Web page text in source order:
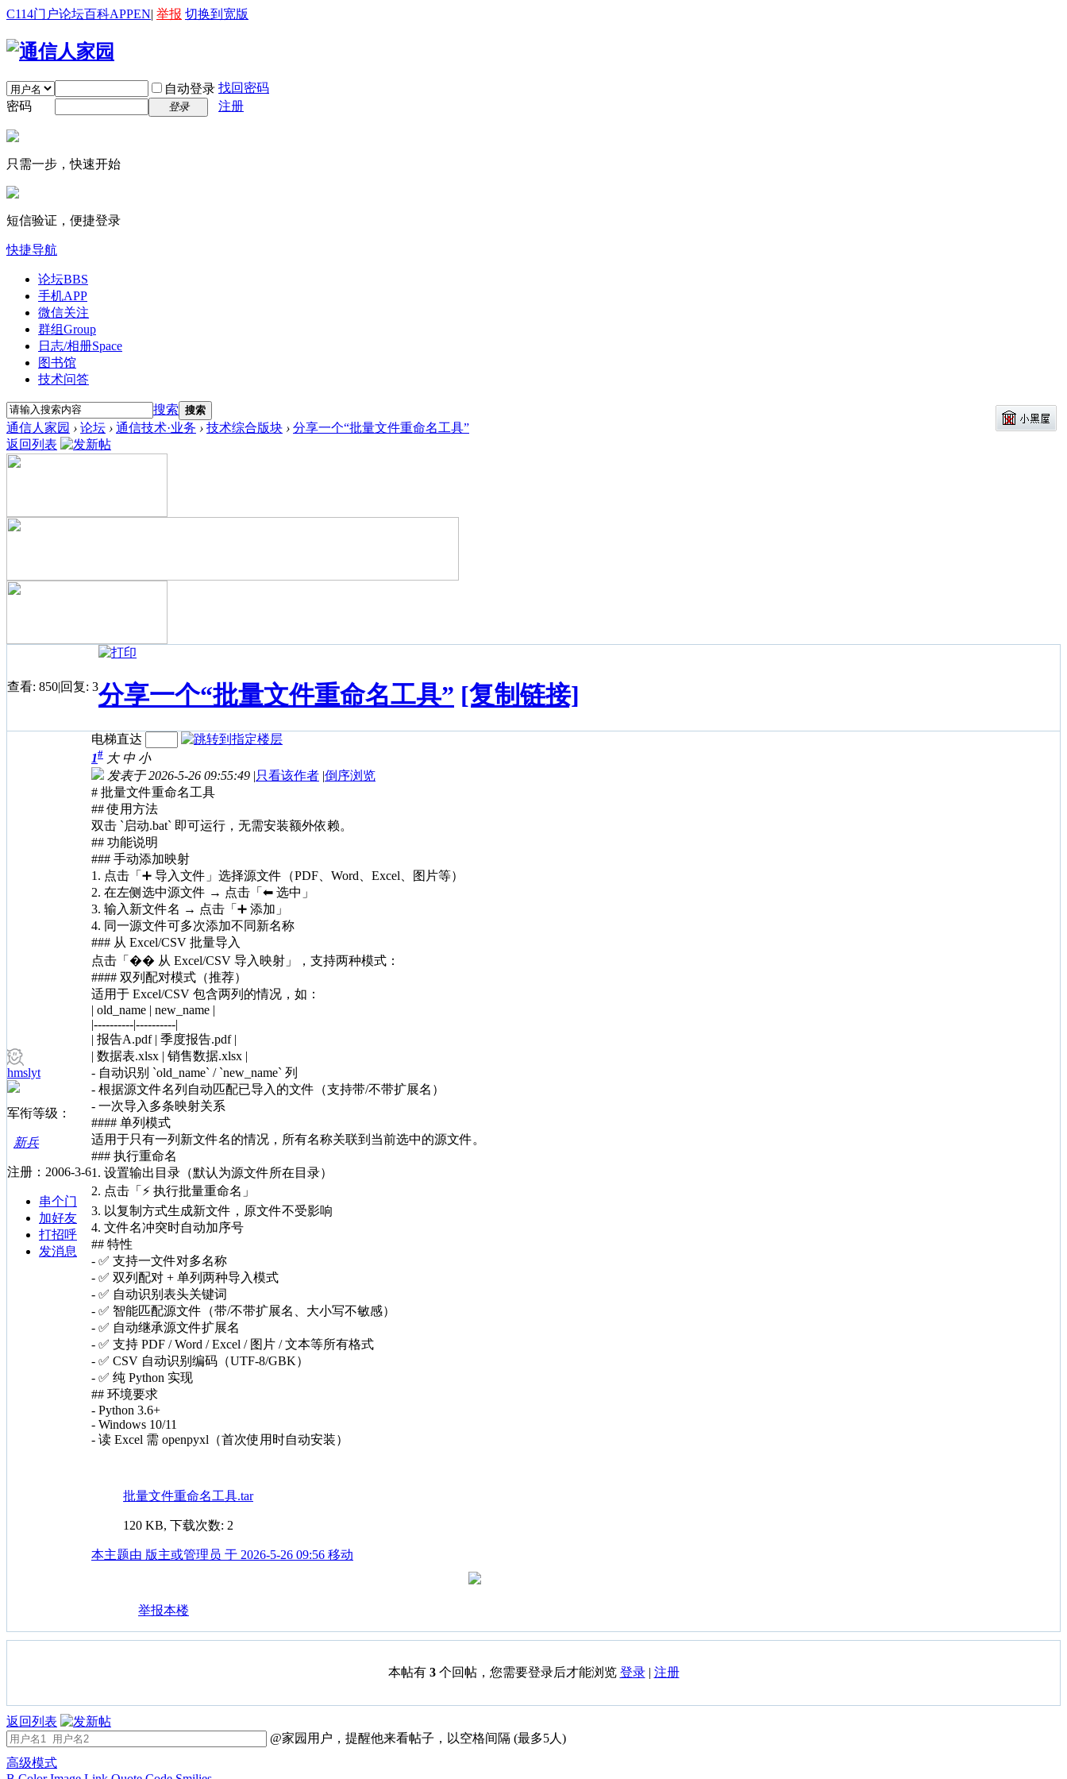
C114门户论坛百科APPEN| 举报 切换到宽版
自动登录 找回密码
密码
登录 注册
只需一步，快速开始
短信验证，便捷登录
快捷导航
论坛BBS
手机APP
微信关注
群组Group
日志/相册Space
图书馆
技术问答
搜索 搜索
通信人家园 › 论坛 › 通信技术·业务 › 技术综合版块 › 分享一个“批量文件重命名工具”
返回列表
查看: 850|回复: 3分享一个“批量文件重命名工具” [复制链接]
hmslyt
军衔等级：
新兵
注册：2006-3-6
串个门
加好友
打招呼
发消息
电梯直达
1# 大 中 小
发表于 2026-5-26 09:55:49 |只看该作者 |倒序浏览
# 批量文件重命名工具
## 使用方法
双击 `启动.bat` 即可运行，无需安装额外依赖。
## 功能说明
### 手动添加映射
1. 点击「➕ 导入文件」选择源文件（PDF、Word、Excel、图片等）
2. 在左侧选中源文件 → 点击「⬅ 选中」
3. 输入新文件名 → 点击「➕ 添加」
4. 同一源文件可多次添加不同新名称
### 从 Excel/CSV 批量导入
点击「�� 从 Excel/CSV 导入映射」，支持两种模式：
#### 双列配对模式（推荐）
适用于 Excel/CSV 包含两列的情况，如：
| old_name | new_name |
|----------|----------|
| 报告A.pdf | 季度报告.pdf |
| 数据表.xlsx | 销售数据.xlsx |
- 自动识别 `old_name` / `new_name` 列
- 根据源文件名列自动匹配已导入的文件（支持带/不带扩展名）
- 一次导入多条映射关系
#### 单列模式
适用于只有一列新文件名的情况，所有名称关联到当前选中的源文件。
### 执行重命名
1. 设置输出目录（默认为源文件所在目录）
2. 点击「⚡ 执行批量重命名」
3. 以复制方式生成新文件，原文件不受影响
4. 文件名冲突时自动加序号
## 特性
- ✅ 支持一文件对多名称
- ✅ 双列配对 + 单列两种导入模式
- ✅ 自动识别表头关键词
- ✅ 智能匹配源文件（带/不带扩展名、大小写不敏感）
- ✅ 自动继承源文件扩展名
- ✅ 支持 PDF / Word / Excel / 图片 / 文本等所有格式
- ✅ CSV 自动识别编码（UTF-8/GBK）
- ✅ 纯 Python 实现
## 环境要求
- Python 3.6+
- Windows 10/11
- 读 Excel 需 openpyxl（首次使用时自动安装）
批量文件重命名工具.tar
120 KB, 下载次数: 2
本主题由 版主或管理员 于 2026-5-26 09:56 移动
举报本楼
本帖有 3个回帖，您需要登录后才能浏览 登录| 注册
返回列表
@家园用户，提醒他来看帖子，以空格间隔 (最多5人)
高级模式